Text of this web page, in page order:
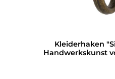
Kleiderhaken
Handwerkskunst